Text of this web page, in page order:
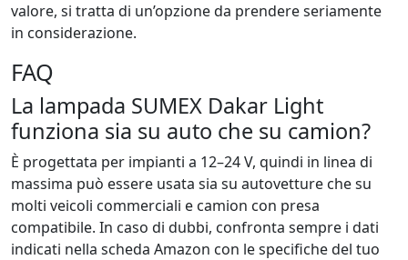
valore, si tratta di un’opzione da prendere seriamente
in considerazione.
FAQ
La lampada SUMEX Dakar Light
funziona sia su auto che su camion?
È progettata per impianti a 12–24 V, quindi in linea di
massima può essere usata sia su autovetture che su
molti veicoli commerciali e camion con presa
compatibile. In caso di dubbi, confronta sempre i dati
indicati nella scheda Amazon con le specifiche del tuo